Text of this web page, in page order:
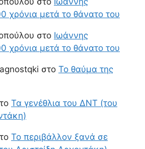
χρόνια μετά το θάνατο του
στο Ιωάννης
χρόνια μετά το θάνατο του
στο Το θαύμα της
Τα γενέθλια του ΔΝΤ (του
Το περιβάλλον ξανά σε